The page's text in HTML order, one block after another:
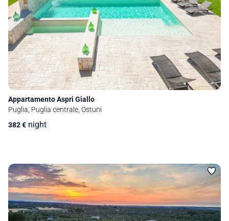
Appartamento Aspri Giallo
Puglia, Puglia centrale, Ostuni
382€ night